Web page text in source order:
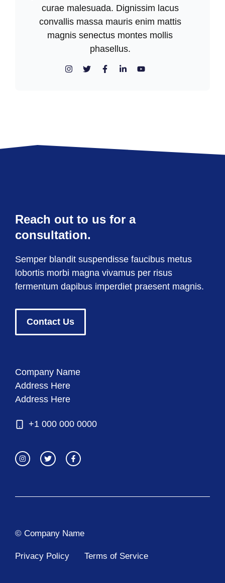
curae malesuada. Dignissim lacus
convallis massa mauris enim mattis
magnis senectus montes mollis
phasellus.
Reach out to us for a
consultation.
Semper blandit suspendisse faucibus metus
lobortis morbi magna vivamus per risus
fermentum dapibus imperdiet praesent magnis.
Contact Us
Company Name
Address Here
Address Here
+1 000 000 0000
© Company Name
Privacy Policy Terms of Service